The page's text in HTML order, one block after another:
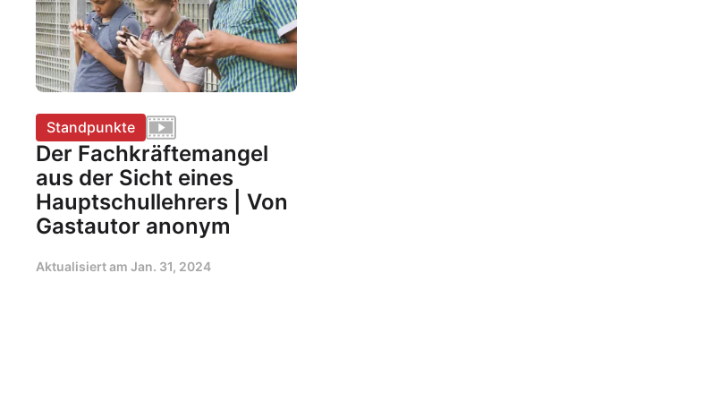
Standpunkte
Der Fachkräftemangel
aus der Sicht eines
Hauptschullehrers | Von
Gastautor anonym
Aktualisiert am Jan. 31, 2024